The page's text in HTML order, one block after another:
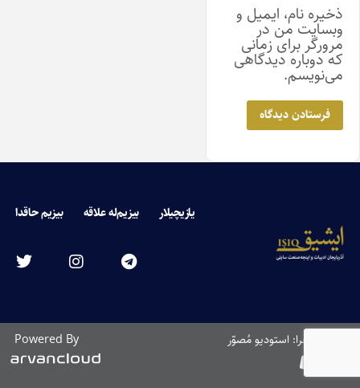
ذخیره نام، ایمیل و
وبسایت من در
مرورگر برای زمانی
که دوباره دیدگاهی
می‌نویسم.
یازیچیلار بیزیم‌له علاقه بیزیم حاقدا
طراحی و اجرا: استودیو مُصوّر Powered By